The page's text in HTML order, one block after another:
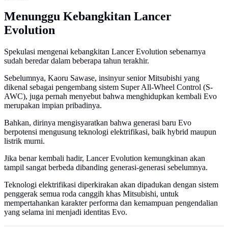
Menunggu Kebangkitan Lancer
Evolution
Spekulasi mengenai kebangkitan Lancer Evolution sebenarnya
sudah beredar dalam beberapa tahun terakhir.
Sebelumnya, Kaoru Sawase, insinyur senior Mitsubishi yang
dikenal sebagai pengembang sistem Super All-Wheel Control (S-
AWC), juga pernah menyebut bahwa menghidupkan kembali Evo
merupakan impian pribadinya.
Bahkan, dirinya mengisyaratkan bahwa generasi baru Evo
berpotensi mengusung teknologi elektrifikasi, baik hybrid maupun
listrik murni.
Jika benar kembali hadir, Lancer Evolution kemungkinan akan
tampil sangat berbeda dibanding generasi-generasi sebelumnya.
Teknologi elektrifikasi diperkirakan akan dipadukan dengan sistem
penggerak semua roda canggih khas Mitsubishi, untuk
mempertahankan karakter performa dan kemampuan pengendalian
yang selama ini menjadi identitas Evo.